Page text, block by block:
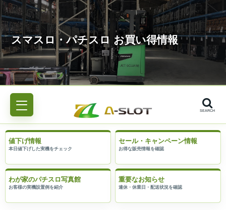
SEARCH
値下げ情報 セール・キャンペーン情報
わが家のパチスロ写真館 重要なお知らせ